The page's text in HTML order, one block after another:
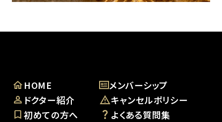
HOME
ドクター紹介
初めての方へ
メンバーシップ
キャンセルポリシー
よくある質問集